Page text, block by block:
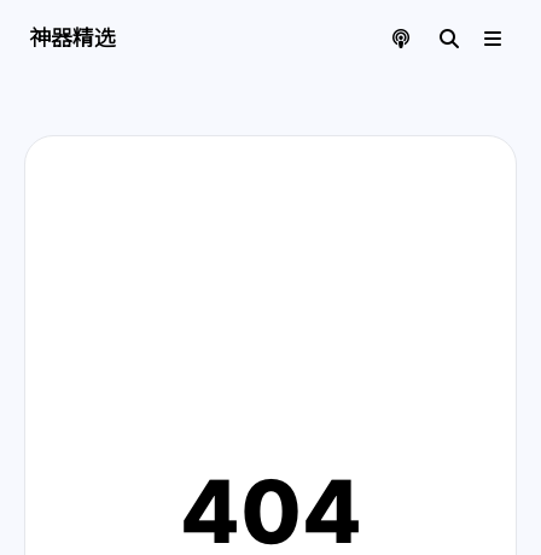
神器精选
404